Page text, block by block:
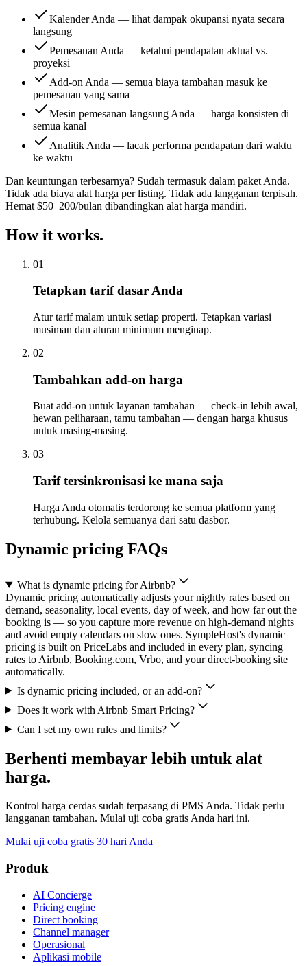
Kalender Anda — lihat dampak okupansi nyata secara
langsung
Pemesanan Anda — ketahui pendapatan aktual vs.
proyeksi
Add-on Anda — semua biaya tambahan masuk ke
pemesanan yang sama
Mesin pemesanan langsung Anda — harga konsisten di
semua kanal
Analitik Anda — lacak performa pendapatan dari waktu
ke waktu
Dan keuntungan terbesarnya? Sudah termasuk dalam paket Anda.
Tidak ada biaya alat harga per listing. Tidak ada langganan terpisah.
Hemat $50–200/bulan dibandingkan alat harga mandiri.
How it works.
01
Tetapkan tarif dasar Anda
Atur tarif malam untuk setiap properti. Tetapkan variasi
musiman dan aturan minimum menginap.
02
Tambahkan add-on harga
Buat add-on untuk layanan tambahan — check-in lebih awal,
hewan peliharaan, tamu tambahan — dengan harga khusus
untuk masing-masing.
03
Tarif tersinkronisasi ke mana saja
Harga Anda otomatis terdorong ke semua platform yang
terhubung. Kelola semuanya dari satu dasbor.
Dynamic pricing FAQs
What is dynamic pricing for Airbnb?
Dynamic pricing automatically adjusts your nightly rates based on
demand, seasonality, local events, day of week, and how far out the
booking is — so you capture more revenue on high-demand nights
and avoid empty calendars on slow ones. SympleHost's dynamic
pricing is built on PriceLabs and included in every plan, syncing
rates to Airbnb, Booking.com, Vrbo, and your direct-booking site
automatically.
Is dynamic pricing included, or an add-on?
Does it work with Airbnb Smart Pricing?
Can I set my own rules and limits?
Berhenti membayar lebih untuk alat
harga.
Kontrol harga cerdas sudah terpasang di PMS Anda. Tidak perlu
langganan tambahan. Mulai uji coba gratis Anda hari ini.
Mulai uji coba gratis 30 hari Anda
Produk
AI Concierge
Pricing engine
Direct booking
Channel manager
Operasional
Aplikasi mobile